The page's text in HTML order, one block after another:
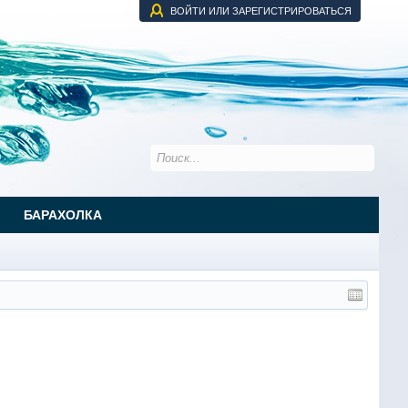
ВОЙТИ ИЛИ ЗАРЕГИСТРИРОВАТЬСЯ
БАРАХОЛКА